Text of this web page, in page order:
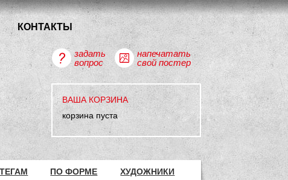
КОНТАКТЫ
задать
вопрос
напечатать
свой постер
ВАША КОРЗИНА
корзина пуста
ПО ФОРМЕ ХУДОЖНИКИ